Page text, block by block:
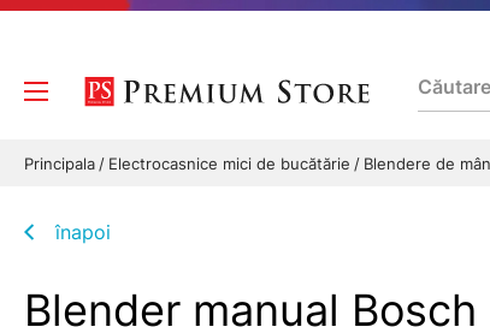
Principala Electrocasnice mici de bucătărie Blendere de
înapoi
Blender manual